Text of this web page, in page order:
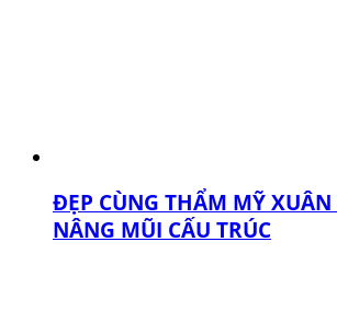
ĐẸP CÙNG THẨM MỸ
NÂNG MŨI CẤU TRÚC